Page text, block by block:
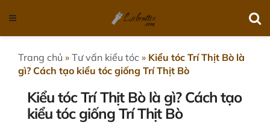
Trang chủ » Tư vấn kiểu tóc » Kiểu tóc Trí Thịt Bò là
gì? Cách tạo kiểu tóc giống Trí Thịt Bò
Kiểu tóc Trí Thịt Bò là gì? Cách tạo
kiểu tóc giống Trí Thịt Bò